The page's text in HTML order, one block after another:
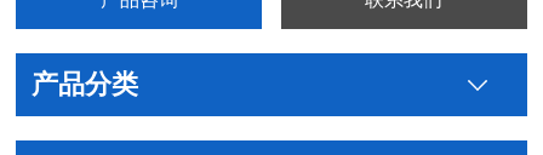
产品分类